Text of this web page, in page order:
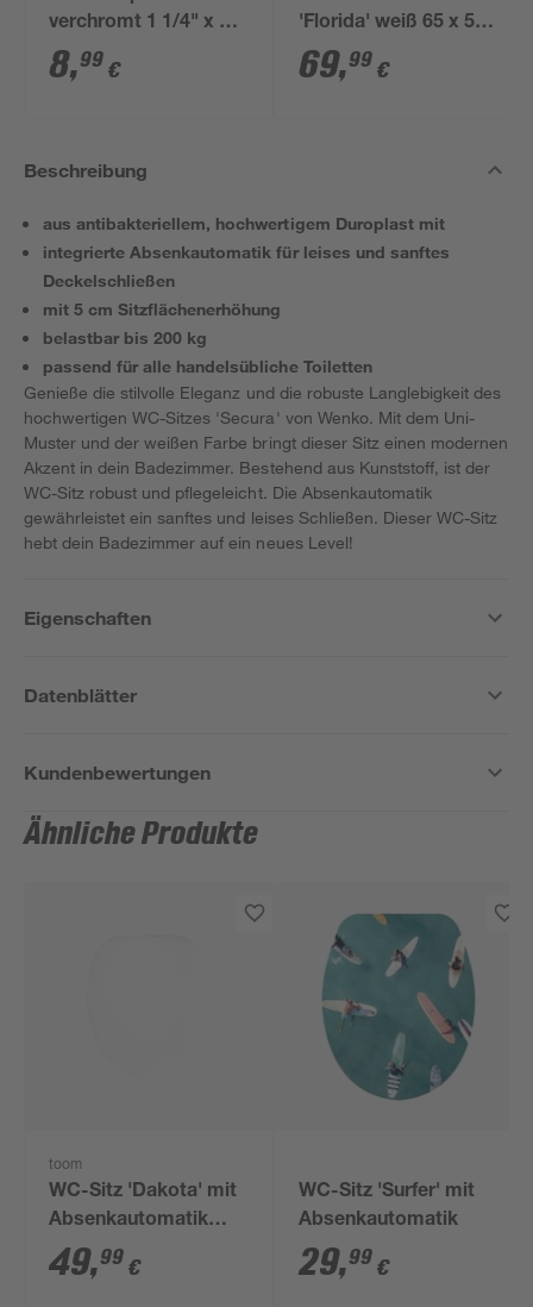
verchromt 1 1/4" x 32
mm
8,99 €
'Florida' weiß 65 x 56
x 33 cm
69,99 €
Beschreibung
aus antibakteriellem, hochwertigem Duroplast mit
integrierte Absenkautomatik für leises und sanftes
Deckelschließen
mit 5 cm Sitzflächenerhöhung
belastbar bis 200 kg
passend für alle handelsübliche Toiletten
Genieße die stilvolle Eleganz und die robuste Langlebigkeit des
hochwertigen WC-Sitzes 'Secura' von Wenko. Mit dem Uni-
Muster und der weißen Farbe bringt dieser Sitz einen modernen
Akzent in dein Badezimmer. Bestehend aus Kunststoff, ist der
WC-Sitz robust und pflegeleicht. Die Absenkautomatik
gewährleistet ein sanftes und leises Schließen. Dieser WC-Sitz
hebt dein Badezimmer auf ein neues Level!
Eigenschaften
Datenblätter
Kundenbewertungen
Ähnliche Produkte
toom
WC-Sitz 'Dakota' mit
Absenkautomatik
weiß Holzkern
49,99 €
WC-Sitz 'Surfer' mit
Absenkautomatik
29,99 €